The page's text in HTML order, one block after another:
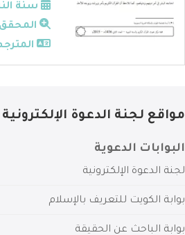
سنة
مواقع لجنة الدعوة الإلكترونية
البوابات الدعوية
لجنة الدعوة الإلكترونية
بوابة الكويت للتعريف بالإسلام
بوابة الباحث عن الحقيقة